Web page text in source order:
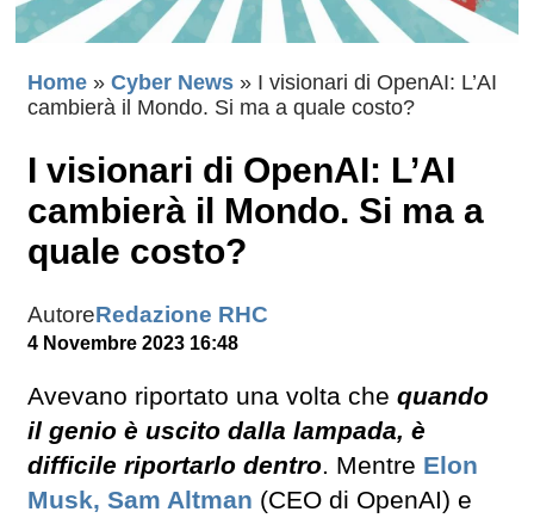
Home » Cyber News » I visionari di OpenAI: L’AI
cambierà il Mondo. Si ma a quale costo?
I visionari di OpenAI: L’AI
cambierà il Mondo. Si ma a
quale costo?
AutoreRedazione RHC
4 Novembre 2023 16:48
Avevano riportato una volta che quando
il genio è uscito dalla lampada, è
difficile riportarlo dentro. Mentre Elon
Musk, Sam Altman (CEO di OpenAI) e